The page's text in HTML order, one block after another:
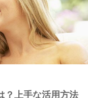
？上手な活用方法